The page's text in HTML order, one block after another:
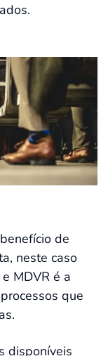
de
neste caso
e MDVR é a
que
disponíveis